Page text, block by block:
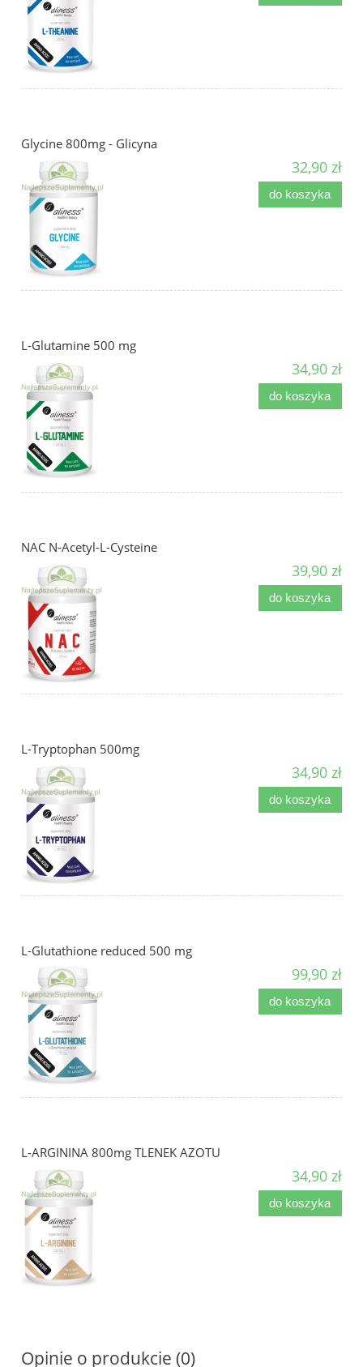
Glycine 800mg - Glicyna
32,90 zł
do koszyka
L-Glutamine 500 mg
34,90 zł
do koszyka
NAC N-Acetyl-L-Cysteine
39,90 zł
do koszyka
L-Tryptophan 500mg
34,90 zł
do koszyka
L-Glutathione reduced 500 mg
99,90 zł
do koszyka
L-ARGININA 800mg TLENEK AZOTU
34,90 zł
do koszyka
Opinie o produkcie (0)